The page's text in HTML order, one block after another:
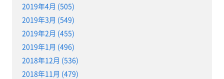
2019年4月 (505)
2019年3月 (549)
2019年2月 (455)
2019年1月 (496)
2018年12月 (536)
2018年11月 (479)